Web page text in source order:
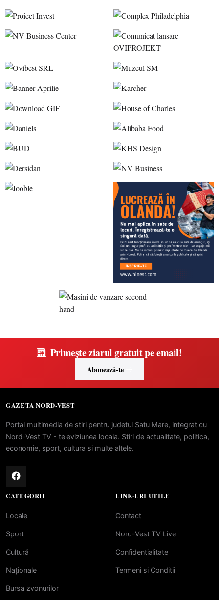
Primește ziarul gratuit pe email!
Abonează-te
GAZETA NORD-VEST
Portal multimedia de stiri pentru judetul Satu Mare, integrat cu
Nord-Vest TV - televiziunea locala. Stiri de actualitate, politica,
economie, sport, cultura si multe altele.
CATEGORII
Locale
Sport
Cultură
Naționale
Bursa zvonurilor
LINK-URI UTILE
Contact
Nord-Vest TV Live
Confidentialitate
Termeni si Conditii